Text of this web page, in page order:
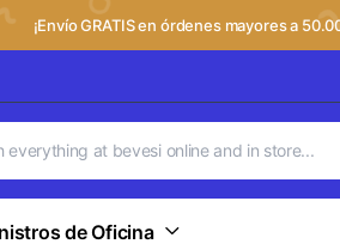
¡Envío GRATIS en órdenes mayores a
de Oficina